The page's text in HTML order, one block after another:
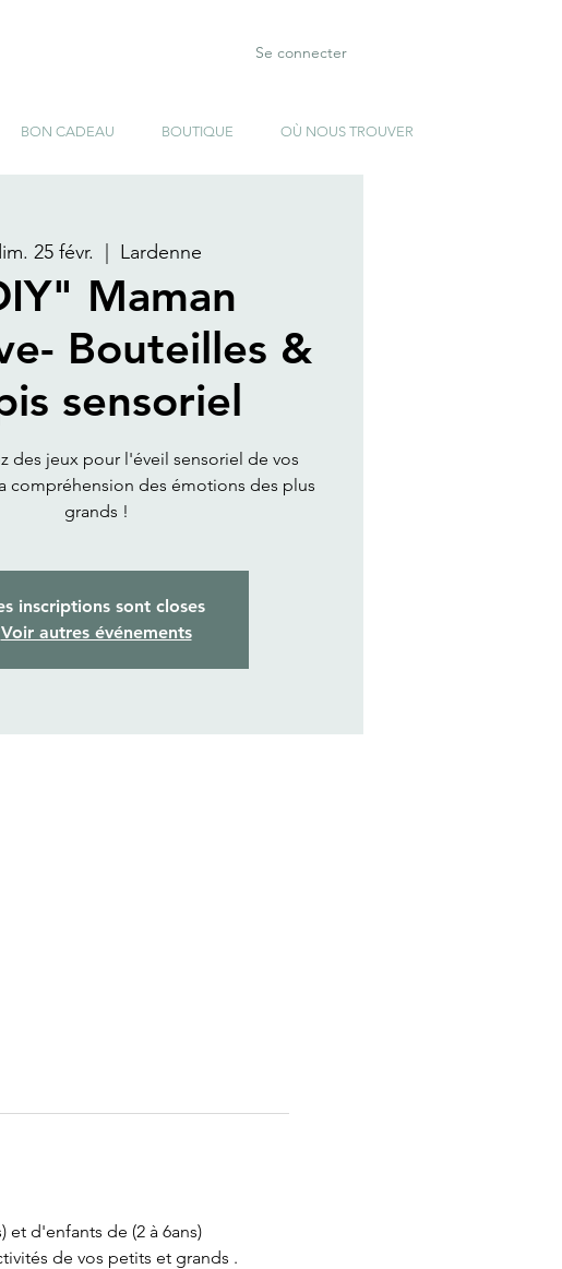
Se connecter
BON CADEAU BOUTIQUE OÙ NOUS TROUVER
25 févr. Lardenne
Maman
Bouteilles &
sensoriel
des jeux pour l'éveil sensoriel de vos
compréhension des émotions des plus
grands !
inscriptions sont closes
Voir autres événements
d'enfants de (2 à 6ans)
de vos petits et grands .